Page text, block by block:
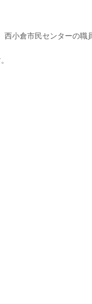
西小倉市民センターの職